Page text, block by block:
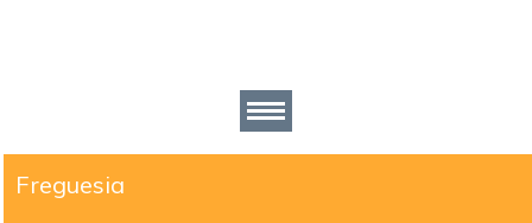
Freguesia